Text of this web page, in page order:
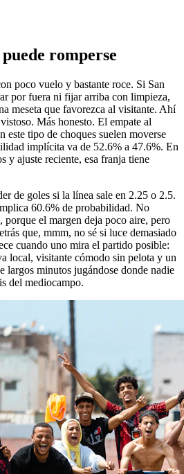
romperse
poco vuelo y bastante roce. Si San
por fuera ni fijar arriba con limpieza,
meseta que favorezca al visitante. Ahí
Más honesto. El empate al
este tipo de choques suelen moverse
implícita va de 52.6% a 47.6%. En
y ajuste reciente, esa franja tiene
de goles si la línea sale en 2.25 o 2.5.
60.6% de probabilidad. No
porque el margen deja poco aire, pero
que, mmm, no sé si luce demasiado
cuando uno mira el partido posible:
local, visitante cómodo sin pelota y un
largos minutos jugándose donde nadie
del mediocampo.